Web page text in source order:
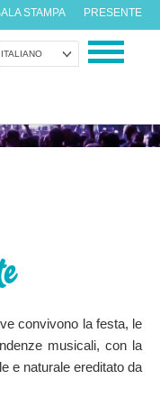
ITALIANO
STAMPA PRESENTE
convivono la festa, le
musicali, con la
e naturale ereditato da